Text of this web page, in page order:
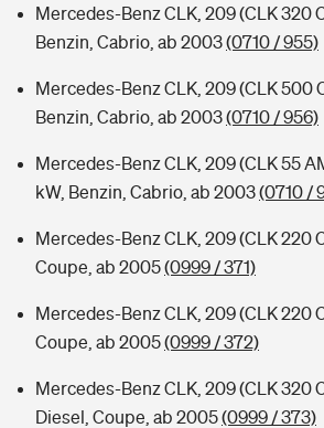
Mercedes-Benz CLK, 209 (CLK 320
Benzin, Cabrio, ab 2003(0710 / 955)
Mercedes-Benz CLK, 209 (CLK 500
Benzin, Cabrio, ab 2003(0710 / 956)
Mercedes-Benz CLK, 209 (CLK 55
kW, Benzin, Cabrio, ab 2003(0710 /
Mercedes-Benz CLK, 209 (CLK 220
Coupe, ab 2005(0999 / 371)
Mercedes-Benz CLK, 209 (CLK 220
Coupe, ab 2005(0999 / 372)
Mercedes-Benz CLK, 209 (CLK 320
Diesel, Coupe, ab 2005(0999 / 373)